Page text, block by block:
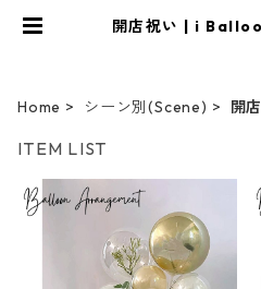
開店祝い | i
Home シーン別(Scene) 開
ITEM LIST